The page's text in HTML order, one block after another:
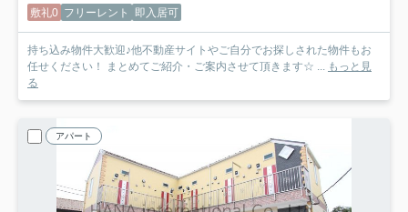
敷礼0 フリーレント 即入居可
持ち込み物件大歓迎♪他不動産サイトやご自分でお探しされた物件もお
任せください！ まとめてご紹介・ご案内させて頂きます☆ ...
もっと見
る
アパート